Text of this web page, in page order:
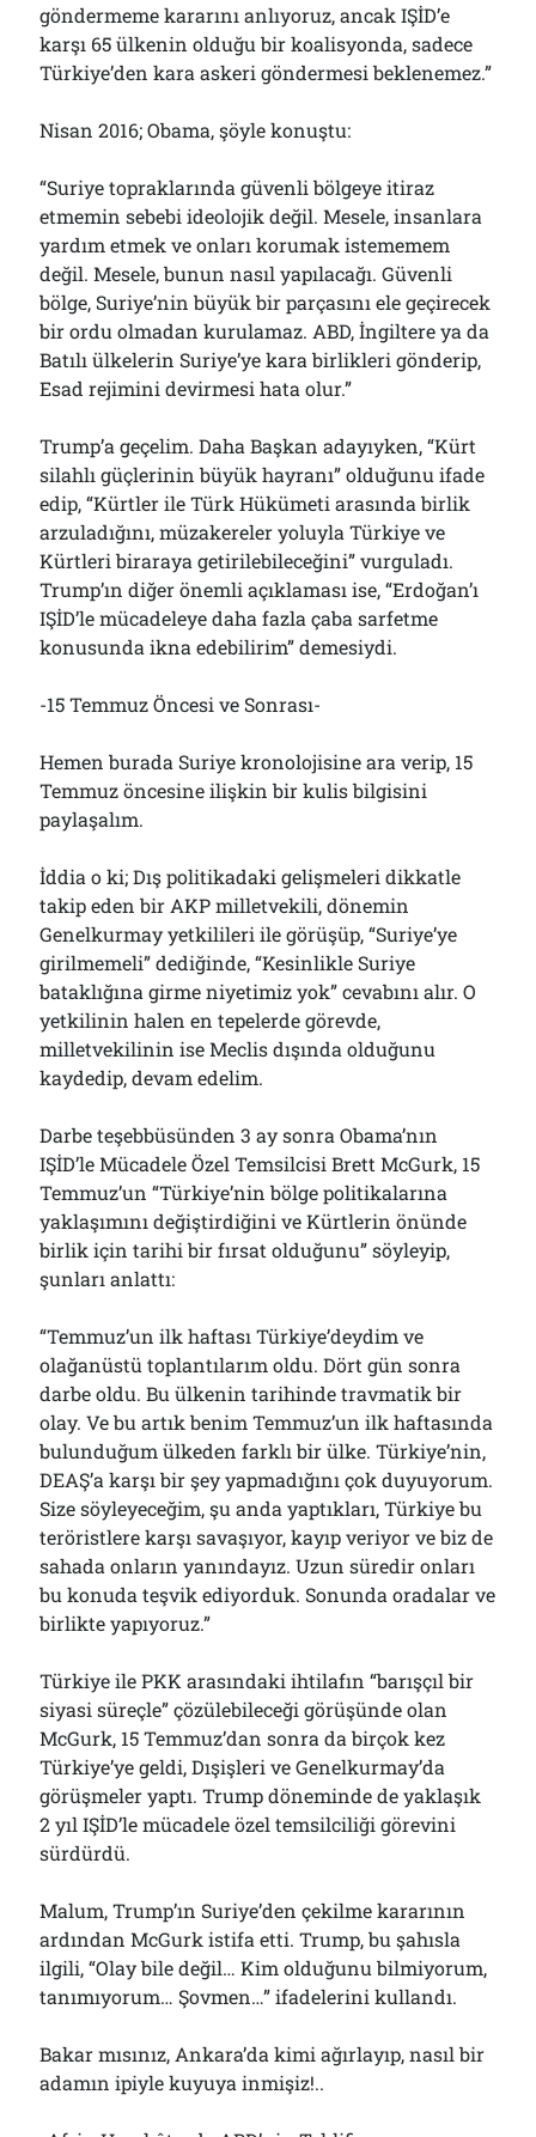
göndermeme kararını anlıyoruz, ancak IŞİD’e
karşı 65 ülkenin olduğu bir koalisyonda, sadece
Türkiye’den kara askeri göndermesi beklenemez.”
Nisan 2016; Obama, şöyle konuştu:
“Suriye topraklarında güvenli bölgeye itiraz
etmemin sebebi ideolojik değil. Mesele, insanlara
yardım etmek ve onları korumak istememem
değil. Mesele, bunun nasıl yapılacağı. Güvenli
bölge, Suriye’nin büyük bir parçasını ele geçirecek
bir ordu olmadan kurulamaz. ABD, İngiltere ya da
Batılı ülkelerin Suriye’ye kara birlikleri gönderip,
Esad rejimini devirmesi hata olur.”
Trump’a geçelim. Daha Başkan adayıyken, “Kürt
silahlı güçlerinin büyük hayranı” olduğunu ifade
edip, “Kürtler ile Türk Hükümeti arasında birlik
arzuladığını, müzakereler yoluyla Türkiye ve
Kürtleri biraraya getirilebileceğini” vurguladı.
Trump’ın diğer önemli açıklaması ise, “Erdoğan’ı
IŞİD’le mücadeleye daha fazla çaba sarfetme
konusunda ikna edebilirim” demesiydi.
-15 Temmuz Öncesi ve Sonrası-
Hemen burada Suriye kronolojisine ara verip, 15
Temmuz öncesine ilişkin bir kulis bilgisini
paylaşalım.
İddia o ki; Dış politikadaki gelişmeleri dikkatle
takip eden bir AKP milletvekili, dönemin
Genelkurmay yetkilileri ile görüşüp, “Suriye’ye
girilmemeli” dediğinde, “Kesinlikle Suriye
bataklığına girme niyetimiz yok” cevabını alır. O
yetkilinin halen en tepelerde görevde,
milletvekilinin ise Meclis dışında olduğunu
kaydedip, devam edelim.
Darbe teşebbüsünden 3 ay sonra Obama’nın
IŞİD’le Mücadele Özel Temsilcisi Brett McGurk, 15
Temmuz’un “Türkiye’nin bölge politikalarına
yaklaşımını değiştirdiğini ve Kürtlerin önünde
birlik için tarihi bir fırsat olduğunu” söyleyip,
şunları anlattı:
“Temmuz’un ilk haftası Türkiye’deydim ve
olağanüstü toplantılarım oldu. Dört gün sonra
darbe oldu. Bu ülkenin tarihinde travmatik bir
olay. Ve bu artık benim Temmuz’un ilk haftasında
bulunduğum ülkeden farklı bir ülke. Türkiye’nin,
DEAŞ’a karşı bir şey yapmadığını çok duyuyorum.
Size söyleyeceğim, şu anda yaptıkları, Türkiye bu
teröristlere karşı savaşıyor, kayıp veriyor ve biz de
sahada onların yanındayız. Uzun süredir onları
bu konuda teşvik ediyorduk. Sonunda oradalar ve
birlikte yapıyoruz.”
Türkiye ile PKK arasındaki ihtilafın “barışçıl bir
siyasi süreçle” çözülebileceği görüşünde olan
McGurk, 15 Temmuz’dan sonra da birçok kez
Türkiye’ye geldi, Dışişleri ve Genelkurmay’da
görüşmeler yaptı. Trump döneminde de yaklaşık
2 yıl IŞİD’le mücadele özel temsilciliği görevini
sürdürdü.
Malum, Trump’ın Suriye’den çekilme kararının
ardından McGurk istifa etti. Trump, bu şahısla
ilgili, “Olay bile değil… Kim olduğunu bilmiyorum,
tanımıyorum… Şovmen…” ifadelerini kullandı.
Bakar mısınız, Ankara’da kimi ağırlayıp, nasıl bir
adamın ipiyle kuyuya inmişiz!..